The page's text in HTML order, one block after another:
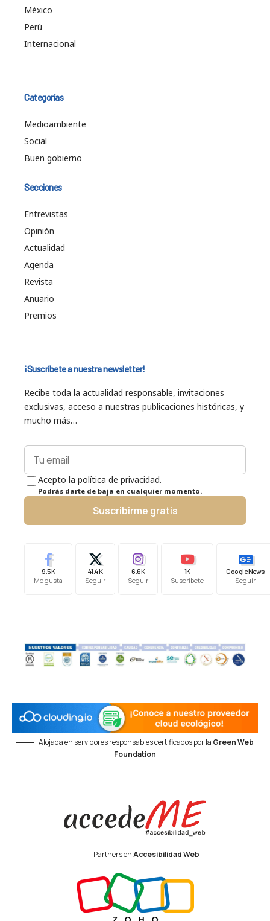
México
Perú
Internacional
Categorías
Medioambiente
Social
Buen gobierno
Secciones
Entrevistas
Opinión
Actualidad
Agenda
Revista
Anuario
Premios
¡Suscríbete a nuestra newsletter!
Recibe toda la actualidad responsable, invitaciones
exclusivas, acceso a nuestras publicaciones históricas, y
mucho más…
Acepto la política de privacidad.
Podrás darte de baja en cualquier momento.
Suscribirme gratis
9.5K
Me gusta
41.4K
Seguir
6.6K
Seguir
1K
Suscríbete
Google News
Seguir
Alojada en servidores responsables certificados por la Green Web
Foundation
Partners enAccesibilidad Web